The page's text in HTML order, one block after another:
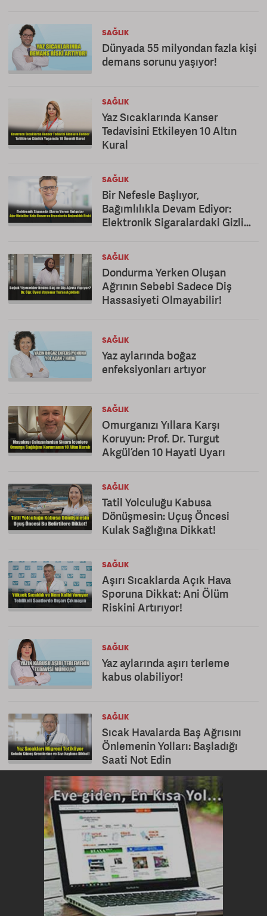
SAĞLIK
Dünyada 55 milyondan fazla kişi
demans sorunu yaşıyor!
SAĞLIK
Yaz Sıcaklarında Kanser
Tedavisini Etkileyen 10 Altın
Kural
SAĞLIK
Bir Nefesle Başlıyor,
Bağımlılıkla Devam Ediyor:
Elektronik Sigaralardaki Gizli
SAĞLIK
Dondurma Yerken Oluşan
Ağrının Sebebi Sadece Diş
Hassasiyeti Olmayabilir!
SAĞLIK
Yaz aylarında boğaz
enfeksiyonları artıyor
SAĞLIK
Omurganızı Yıllara Karşı
Koruyun: Prof. Dr. Turgut
Akgül’den 10 Hayati Uyarı
SAĞLIK
Tatil Yolculuğu Kabusa
Dönüşmesin: Uçuş Öncesi
Kulak Sağlığına Dikkat!
SAĞLIK
Aşırı Sıcaklarda Açık Hava
Sporuna Dikkat: Ani Ölüm
Riskini Artırıyor!
SAĞLIK
Yaz aylarında aşırı terleme
kabus olabiliyor!
SAĞLIK
Sıcak Havalarda Baş Ağrısını
Önlemenin Yolları: Başladığı
Saati Not Edin